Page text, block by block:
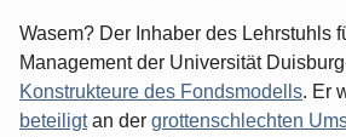
Wasem? Der Inhaber des Lehrstuhls
Management der Universität
Konstrukteure des Fondsmodells. Er
beteiligtan der grottenschlechten